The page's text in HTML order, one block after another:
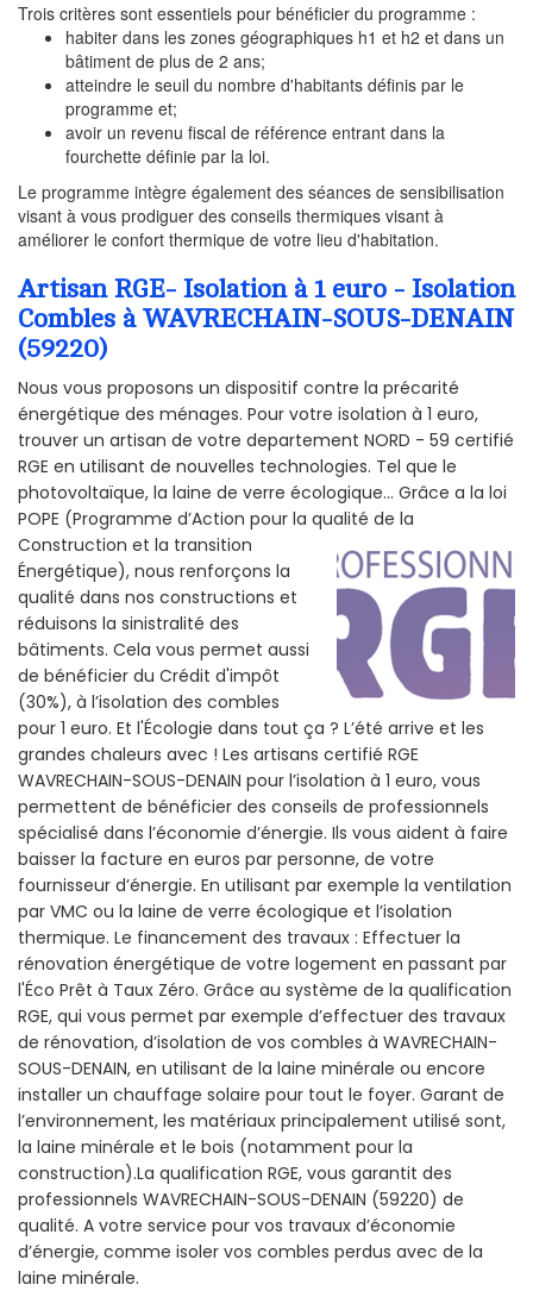
Trois critères sont essentiels pour bénéficier du programme :
habiter dans les zones géographiques h1 et h2 et dans un
bâtiment de plus de 2 ans;
atteindre le seuil du nombre d'habitants définis par le
programme et;
avoir un revenu fiscal de référence entrant dans la
fourchette définie par la loi.
Le programme intègre également des séances de sensibilisation
visant à vous prodiguer des conseils thermiques visant à
améliorer le confort thermique de votre lieu d'habitation.
Artisan RGE- Isolation à 1 euro - Isolation
Combles à WAVRECHAIN-SOUS-DENAIN
(59220)
Nous vous proposons un dispositif contre la précarité
énergétique des ménages. Pour votre isolation à 1 euro,
trouver un artisan de votre departement NORD - 59 certifié
RGE en utilisant de nouvelles technologies. Tel que le
photovoltaïque, la laine de verre écologique... Grâce a la loi
POPE (Programme d’Action pour la qualité de la
Construction et la transition
Énergétique), nous renforçons la
qualité dans nos constructions et
réduisons la sinistralité des
bâtiments. Cela vous permet aussi
de bénéficier du Crédit d'impôt
(30%), à l’isolation des combles
pour 1 euro. Et l'Écologie dans tout ça ? L’été arrive et les
grandes chaleurs avec ! Les artisans certifié RGE
WAVRECHAIN-SOUS-DENAIN pour l’isolation à 1 euro, vous
permettent de bénéficier des conseils de professionnels
spécialisé dans l’économie d’énergie. Ils vous aident à faire
baisser la facture en euros par personne, de votre
fournisseur d’énergie. En utilisant par exemple la ventilation
par VMC ou la laine de verre écologique et l’isolation
thermique. Le financement des travaux : Effectuer la
rénovation énergétique de votre logement en passant par
l'Éco Prêt à Taux Zéro. Grâce au système de la qualification
RGE, qui vous permet par exemple d’effectuer des travaux
de rénovation, d’isolation de vos combles à WAVRECHAIN-
SOUS-DENAIN, en utilisant de la laine minérale ou encore
installer un chauffage solaire pour tout le foyer. Garant de
l’environnement, les matériaux principalement utilisé sont,
la laine minérale et le bois (notamment pour la
construction).La qualification RGE, vous garantit des
professionnels WAVRECHAIN-SOUS-DENAIN (59220) de
qualité. A votre service pour vos travaux d’économie
d’énergie, comme isoler vos combles perdus avec de la
laine minérale.